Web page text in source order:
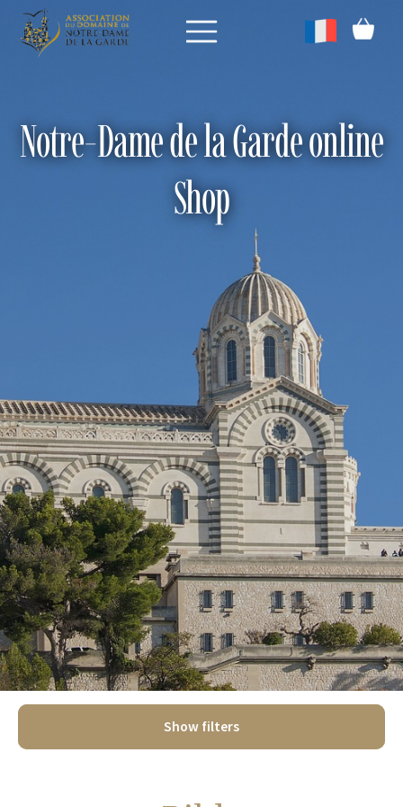
Notre-Dame de la Garde online
Shop
Show filters